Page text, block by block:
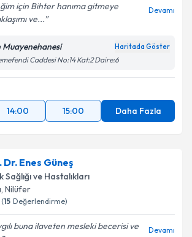
için Bihter hanıma gitmeye
ve...
Devamı
Haritada Göster
Caddesi No:14 Kat:2 Daire:6
14:00 15:00 Daha Fazla
Dr. Enes Güneş
Sağlığı ve Hastalıkları
, Nilüfer
(15 Değerlendirme)
buna ilaveten mesleki becerisi ve
Devamı